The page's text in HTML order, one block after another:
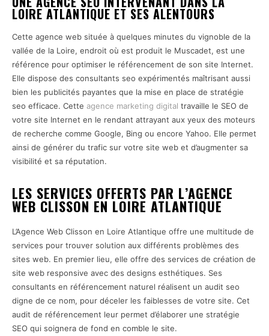
LOIRE ATLANTIQUE ET SES ALENTOURS
Cette agence web située à quelques minutes du vignoble de la
vallée de la Loire, endroit où est produit le Muscadet, est une
référence pour optimiser le référencement de son site Internet.
Elle dispose des consultants seo expérimentés maîtrisant aussi
bien les publicités payantes que la mise en place de stratégie
seo efficace. Cette agence marketing digital travaille le SEO de
votre site Internet en le rendant attrayant aux yeux des moteurs
de recherche comme Google, Bing ou encore Yahoo. Elle permet
ainsi de générer du trafic sur votre site web et d’augmenter sa
visibilité et sa réputation.
LES SERVICES OFFERTS PAR L’AGENCE
WEB CLISSON EN LOIRE ATLANTIQUE
L’Agence Web Clisson en Loire Atlantique offre une multitude de
services pour trouver solution aux différents problèmes des
sites web. En premier lieu, elle offre des services de création de
site web responsive avec des designs esthétiques. Ses
consultants en référencement naturel réalisent un audit seo
digne de ce nom, pour déceler les faiblesses de votre site. Cet
audit de référencement leur permet d’élaborer une stratégie
SEO qui soignera de fond en comble le site.